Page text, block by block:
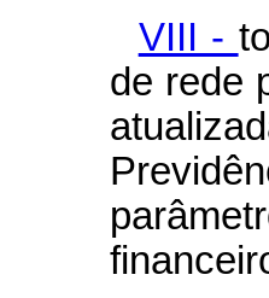
VIII -
de rede